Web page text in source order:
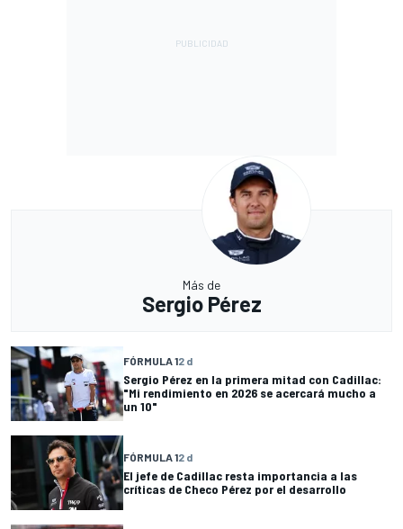
Más de
Sergio Pérez
FÓRMULA 12 d
Sergio Pérez en la primera mitad con Cadillac:
"Mi rendimiento en 2026 se acercará mucho a
un 10"
FÓRMULA 12 d
El jefe de Cadillac resta importancia a las
críticas de Checo Pérez por el desarrollo